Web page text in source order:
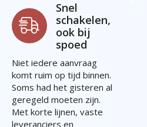
Snel
schakelen,
ook bij
spoed
Niet iedere aanvraag
komt ruim op tijd binnen.
Soms had het gisteren al
geregeld moeten zijn.
Met korte lijnen, vaste
leveranciers en